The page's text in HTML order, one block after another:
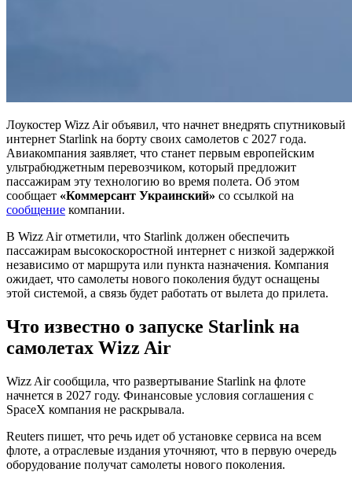
Лоукостер Wizz Air объявил, что начнет внедрять спутниковый
интернет Starlink на борту своих самолетов с 2027 года.
Авиакомпания заявляет, что станет первым европейским
ультрабюджетным перевозчиком, который предложит
пассажирам эту технологию во время полета. Об этом
сообщает «Коммерсант Украинский» со ссылкой на
сообщение компании.
В Wizz Air отметили, что Starlink должен обеспечить
пассажирам высокоскоростной интернет с низкой задержкой
независимо от маршрута или пункта назначения. Компания
ожидает, что самолеты нового поколения будут оснащены
этой системой, а связь будет работать от вылета до прилета.
Что известно о запуске Starlink на
самолетах Wizz Air
Wizz Air сообщила, что развертывание Starlink на флоте
начнется в 2027 году. Финансовые условия соглашения с
SpaceX компания не раскрывала.
Reuters пишет, что речь идет об установке сервиса на всем
флоте, а отраслевые издания уточняют, что в первую очередь
оборудование получат самолеты нового поколения.